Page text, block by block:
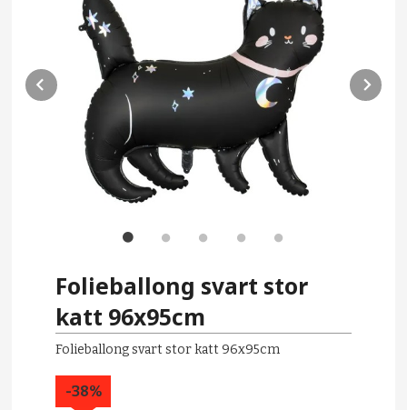
Prev
Folieballong svart stor
katt 96x95cm
Folieballong svart stor katt 96x95cm
-38%